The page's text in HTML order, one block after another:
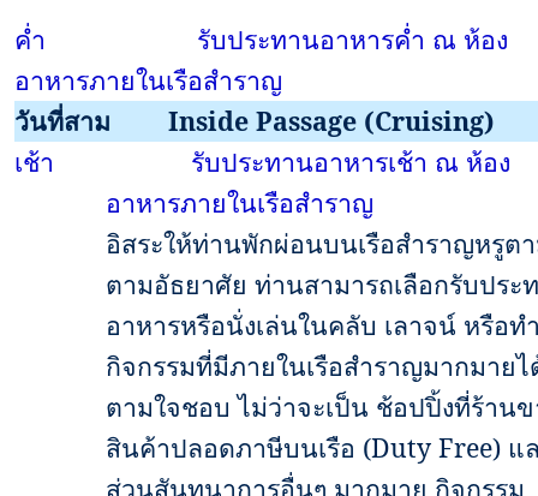
ค่ำ
รับประทานอาหารค่ำ ณ ห้อง
อาหารภายในเรือสำราญ
วันที่สาม
Inside Passage (Cruising)
เช้า
รับประทานอาหารเช้า ณ ห้อง
อาหารภายในเรือสำราญ
อิสระให้ท่านพักผ่อนบนเรือสำราญหรูต
ตามอัธยาศัย ท่านสามารถเลือกรับประ
อาหารหรือนั่งเล่นในคลับ เลาจน์ หรือท
กิจกรรมที่มีภายในเรือสำราญมากมายไ
ตามใจชอบ ไม่ว่าจะเป็น ช้อปปิ้งที่ร้าน
สินค้าปลอดภาษีบนเรือ (Duty Free)แ
ส่วนสันทนาการอื่นๆ มากมาย กิจกรรม